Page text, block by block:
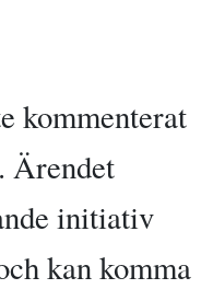
kommenterat
Ärendet
initiativ
kan komma